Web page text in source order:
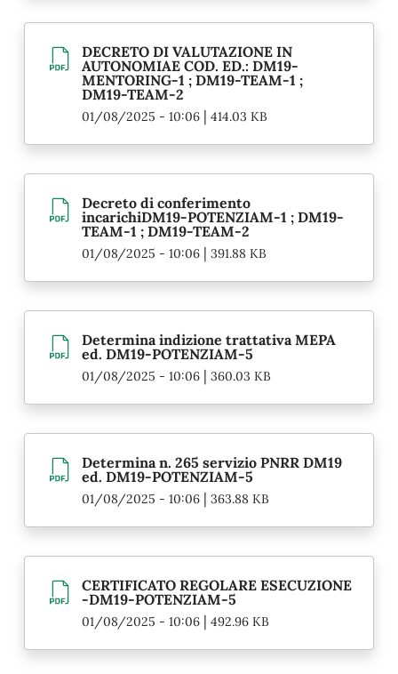
DECRETO DI VALUTAZIONE IN
AUTONOMIAE COD. ED.: DM19-
MENTORING-1 ; DM19-TEAM-1 ;
DM19-TEAM-2
01/08/2025 - 10:06 | 414.03 KB
Decreto di conferimento
incarichiDM19-POTENZIAM-1 ; DM19-
TEAM-1 ; DM19-TEAM-2
01/08/2025 - 10:06 | 391.88 KB
Determina indizione trattativa MEPA
ed. DM19-POTENZIAM-5
01/08/2025 - 10:06 | 360.03 KB
Determina n. 265 servizio PNRR DM19
ed. DM19-POTENZIAM-5
01/08/2025 - 10:06 | 363.88 KB
CERTIFICATO REGOLARE ESECUZIONE
-DM19-POTENZIAM-5
01/08/2025 - 10:06 | 492.96 KB